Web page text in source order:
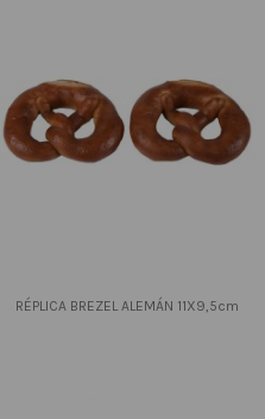
RÉPLICA BREZEL ALEMÁN 11X9,5cm